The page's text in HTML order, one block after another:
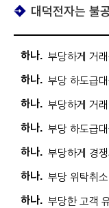
대덕전자는 불
하나. 부당하게 거
하나. 부당 하도급
하나. 부당하게 거
하나. 부당 하도급
하나. 부당하게 경
하나. 부당 위탁취
하나. 부당한 고객